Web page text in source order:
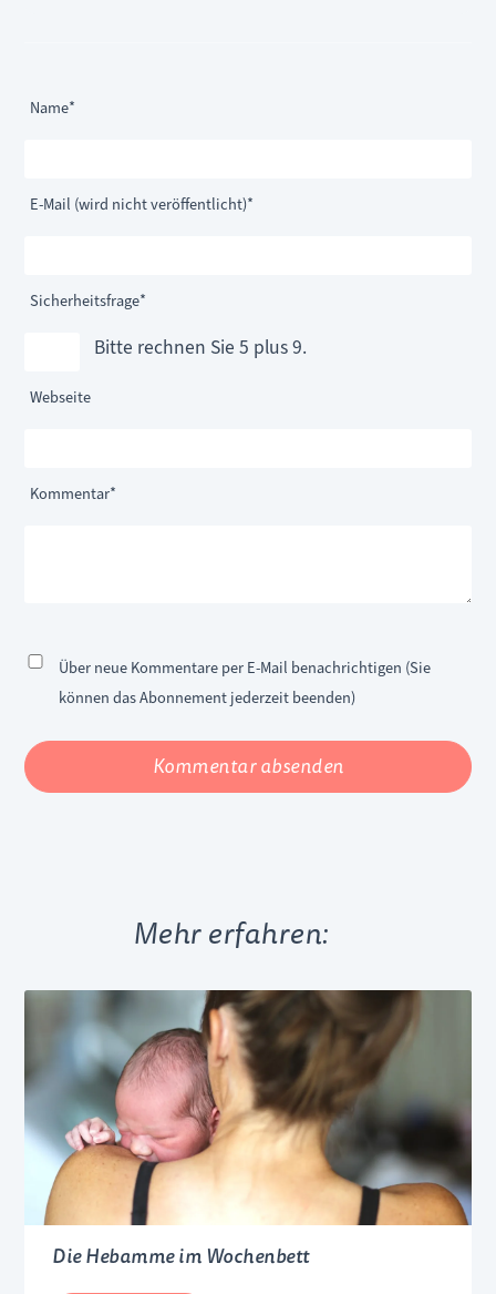
Pflichtfeld
Name*
Pflichtfeld
E-Mail (wird nicht veröffentlicht)*
Webseite
Pflichtfeld
Sicherheitsfrage*
Bitte rechnen Sie 5 plus 9.
Pflichtfeld
Kommentar*
Über neue Kommentare per E-Mail benachrichtigen (Sie
können das Abonnement jederzeit beenden)
Kommentar absenden
Mehr erfahren:
Die Hebamme im Wochenbett